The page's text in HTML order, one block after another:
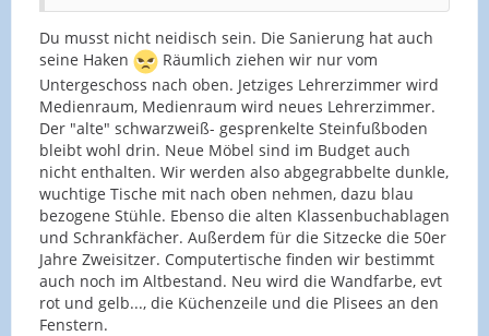
Du musst nicht neidisch sein. Die Sanierung hat auch
seine Haken
Räumlich ziehen wir nur vom
Untergeschoss nach oben. Jetziges Lehrerzimmer wird
Medienraum, Medienraum wird neues Lehrerzimmer.
Der "alte" schwarzweiß- gesprenkelte Steinfußboden
bleibt wohl drin. Neue Möbel sind im Budget auch
nicht enthalten. Wir werden also abgegrabbelte dunkle,
wuchtige Tische mit nach oben nehmen, dazu blau
bezogene Stühle. Ebenso die alten Klassenbuchablagen
und Schrankfächer. Außerdem für die Sitzecke die 50er
Jahre Zweisitzer. Computertische finden wir bestimmt
auch noch im Altbestand. Neu wird die Wandfarbe, evt
rot und gelb..., die Küchenzeile und die Plisees an den
Fenstern.